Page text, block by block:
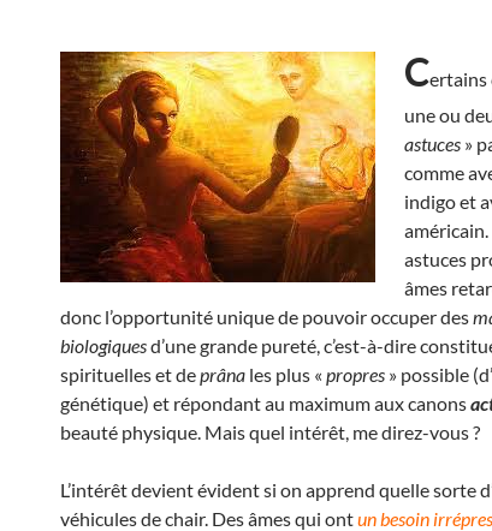
Certains
une ou
astuces »
comme
indigo et
américain.
astuces
âmes
donc l’opportunité unique de pouvoir occuper des
biologiquesd’une grande pureté, c’est-à-dire
spirituelles et deprâna les plus « propres » possible
génétique) et répondant au maximum aux canons
beauté physique. Mais quel intérêt, me direz-vous ?
L’intérêt devient évident si on apprend quelle sorte
véhicules de chair. Des âmes qui ontun besoin